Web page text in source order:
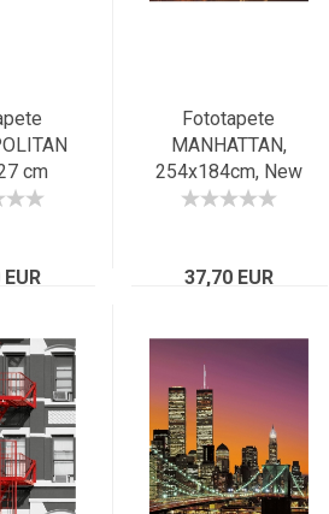
cm
New
Fototapete
MANHATTAN,
254x184cm, New
York aus der
37,70 EUR